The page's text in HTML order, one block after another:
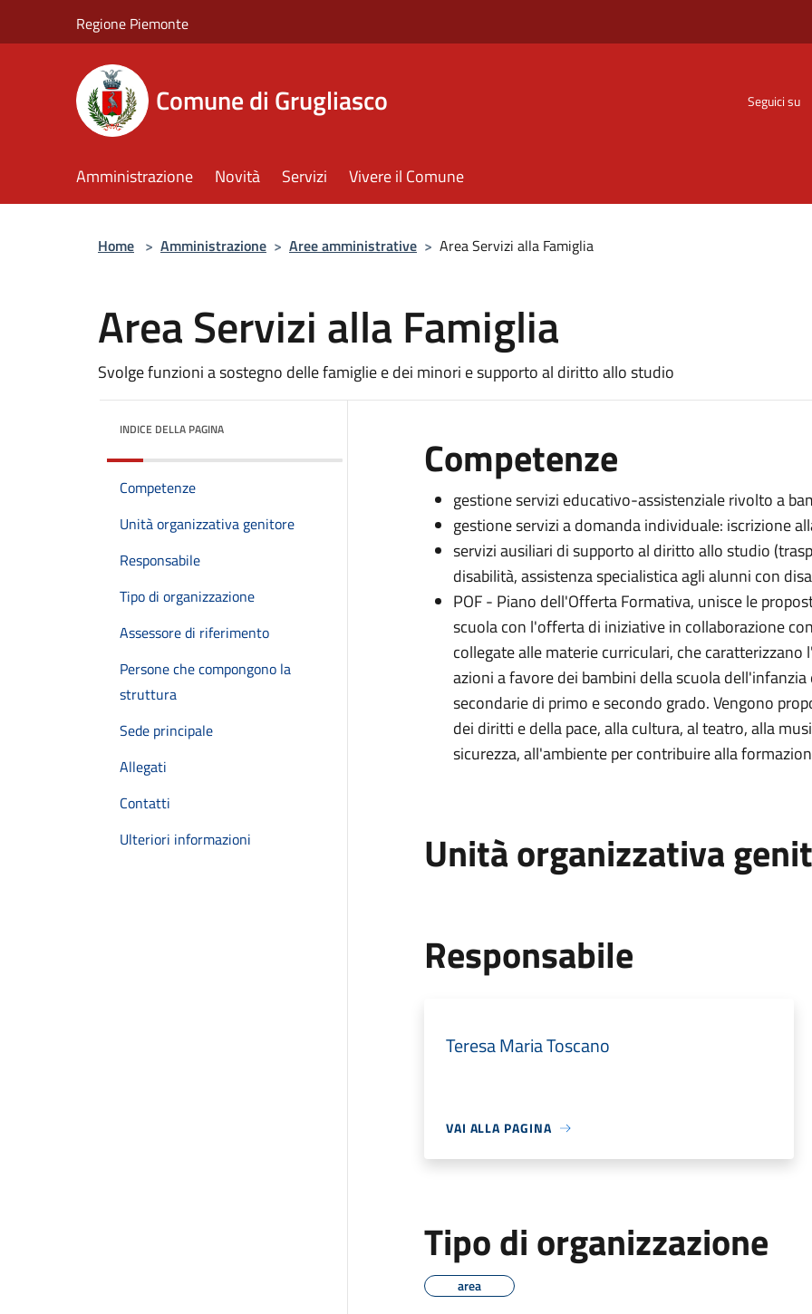
Regione Piemonte
Comune di Grugliasco Seguici su
Amministrazione Novità Servizi Vivere il Comune
Home > Amministrazione > Aree amministrative > Area Servizi alla Famiglia
Area Servizi alla Famiglia
Svolge funzioni a sostegno delle famiglie e dei minori e supporto al diritto allo studio
INDICE DELLA PAGINA
Competenze
Unità organizzativa genitore
Responsabile
Tipo di organizzazione
Assessore di riferimento
Persone che compongono la
struttura
Sede principale
Allegati
Contatti
Ulteriori informazioni
Competenze
gestione servizi educativo-assistenziale rivolto a
gestione servizi a domanda individuale: iscrizione
servizi ausiliari di supporto al diritto allo studio
disabilità, assistenza specialistica agli alunni con
POF - Piano dell'Offerta Formativa, unisce le
scuola con l'offerta di iniziative in collaborazione
collegate alle materie curriculari, che
azioni a favore dei bambini della scuola
secondarie di primo e secondo grado. Vengono
dei diritti e della pace, alla cultura, al teatro, alla
sicurezza, all'ambiente per contribuire alla
Unità organizzativa
Responsabile
Teresa Maria Toscano
VAI ALLA PAGINA
Tipo di organizzazione
area